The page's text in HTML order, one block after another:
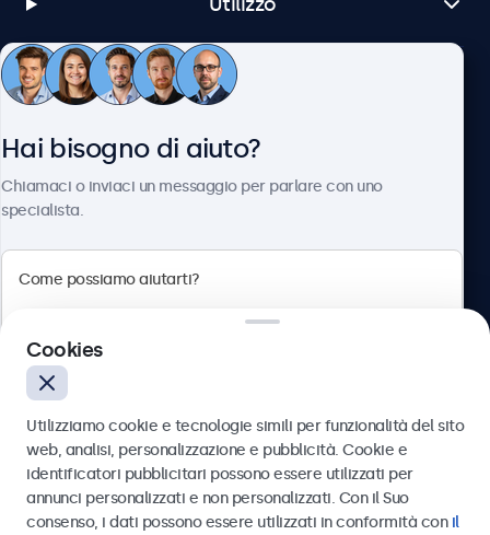
Servizio Clienti
Italiano
Hai bisogno di aiuto?
Chiamaci o inviaci un messaggio per parlare con uno
specialista.
Inviare
Cookies
Utilizziamo cookie e tecnologie simili per funzionalità del sito
web, analisi, personalizzazione e pubblicità. Cookie e
identificatori pubblicitari possono essere utilizzati per
annunci personalizzati e non personalizzati. Con il Suo
consenso, i dati possono essere utilizzati in conformità con il